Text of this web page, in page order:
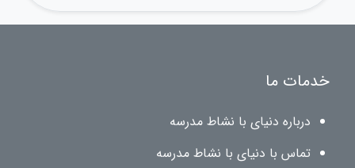
خدمات ما
درباره دنیای با نشاط مدرسه
تماس با دنیای با نشاط مدرسه